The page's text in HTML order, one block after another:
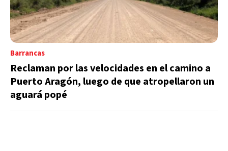
Barrancas
Reclaman por las velocidades en el camino a
Puerto Aragón, luego de que atropellaron un
aguará popé